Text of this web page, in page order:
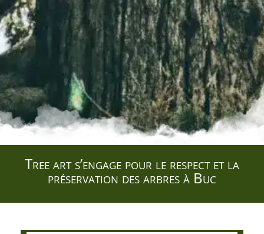
Tree art s’engage pour le respect et la
préservation des arbres à Buc